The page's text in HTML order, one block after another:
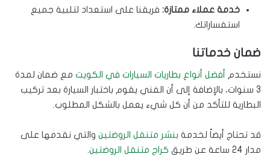
خدمة عملاء ممتازة: فريقنا على استعداد لتلبية جميع
استفساراتك.
ضمان خدماتنا
نستخدم أفضل أنواع بطاريات السيارات في الكويت مع ضمان لمدة
3 سنوات، بالإضافة إلى أن الفني يقوم باختبار السيارة بعد تركيب
البطارية للتأكد من أن كل شيء يعمل بالشكل المطلوب.
قد تحتاج أيضاً لخدمة بنشر متنقل الروضتين والتي نقدمها على
مدار 24 ساعة عن طريق
كراج متنقل الروضتين.